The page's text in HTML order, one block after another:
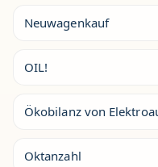
Neuwagenkauf
OIL!
Ökobilanz von
Oktanzahl